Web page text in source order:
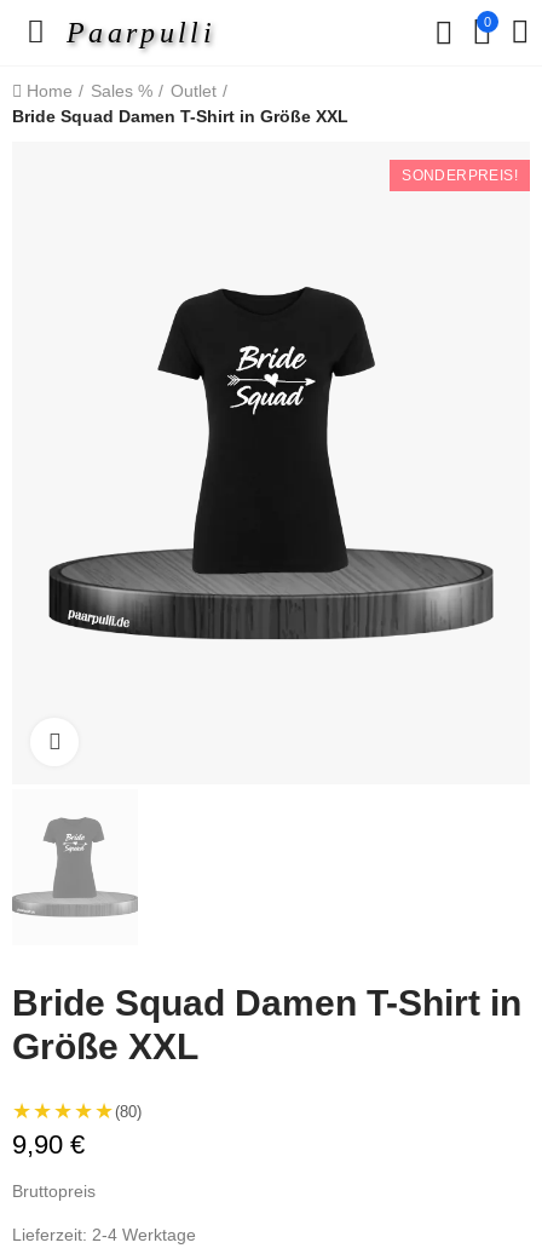
Paarpulli 0
Home Sales %
Outlet
Bride Squad Damen T-Shirt in Größe XXL
SONDERPREIS!
Bride Squad Damen T-Shirt in
Größe XXL
★★★★★(80)
9,90 €
Bruttopreis
Lieferzeit: 2-4 Werktage